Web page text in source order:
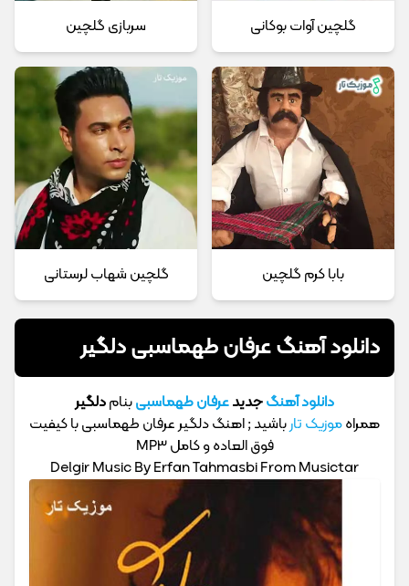
گلچین آوات بوکانی سربازی گلچین
بابا کرم گلچین گلچین شهاب لرستانی
دانلود آهنگ عرفان طهماسبی دلگیر
دانلود آهنگجدیدعرفان طهماسبیبنامدلگیر
همراهموزیک تارباشید ; اهنگ دلگیر عرفان طهماسبی با کیفیت
فوق العاده و کامل MP3
Delgir Music By Erfan Tahmasbi From Musictar